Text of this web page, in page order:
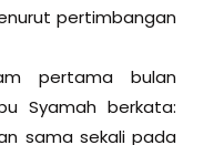
pertimbangan
pertama bulan
Syamah berkata:
sama sekali pada